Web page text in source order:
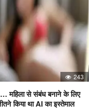
243
महिला से संबंध बनाने के लिए
किया था AI का इस्तेमाल